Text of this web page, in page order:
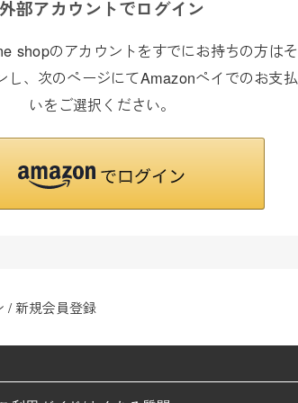
外部アカウントでログイン
shopのアカウントをすでにお持ちの方はそ
し、次のページにてAmazonペイでのお支払
いをご選択ください。
/ 新規会員登録